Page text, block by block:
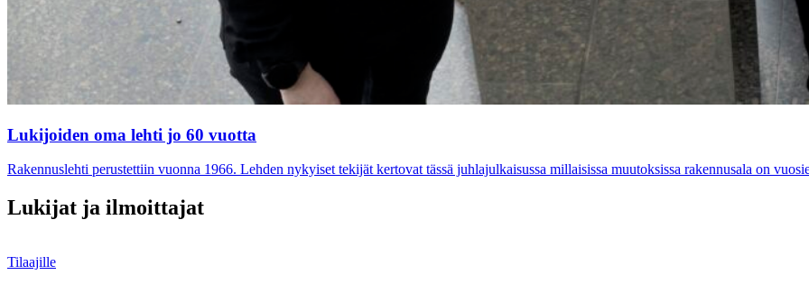
Lukijoiden oma lehti jo 60 vuotta
Rakennuslehti perustettiin vuonna 1966. Lehden nykyiset tekijät kertovat tässä juhlajulkaisussa millaisissa muutoksissa rakennusala on
Lukijat ja ilmoittajat
Tilaajille